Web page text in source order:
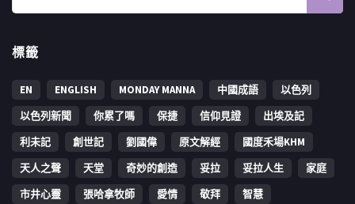
標籤
EN ENGLISH MONDAY MANNA 中國成語
以色列
以色列新聞
你累了嗎 保捷 信仰見證
出埃及記
利未記
創世記 劉國偉 原文解經
國度禾場KHM
天人之聲
天堂 奇妙的創造 妥拉 妥拉人生
家庭
市井心靈
張哈拿牧師 愛情 敬拜 智慧